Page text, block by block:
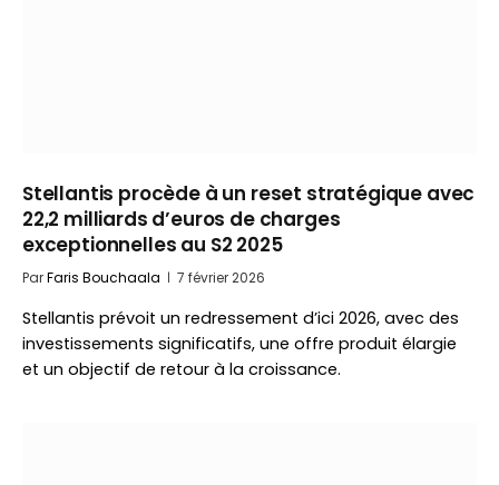
Stellantis procède à un reset stratégique avec
22,2 milliards d’euros de charges
exceptionnelles au S2 2025
ParFaris Bouchaala 7 février 2026
Stellantis prévoit un redressement d’ici 2026, avec des
investissements significatifs, une offre produit élargie
et un objectif de retour à la croissance.